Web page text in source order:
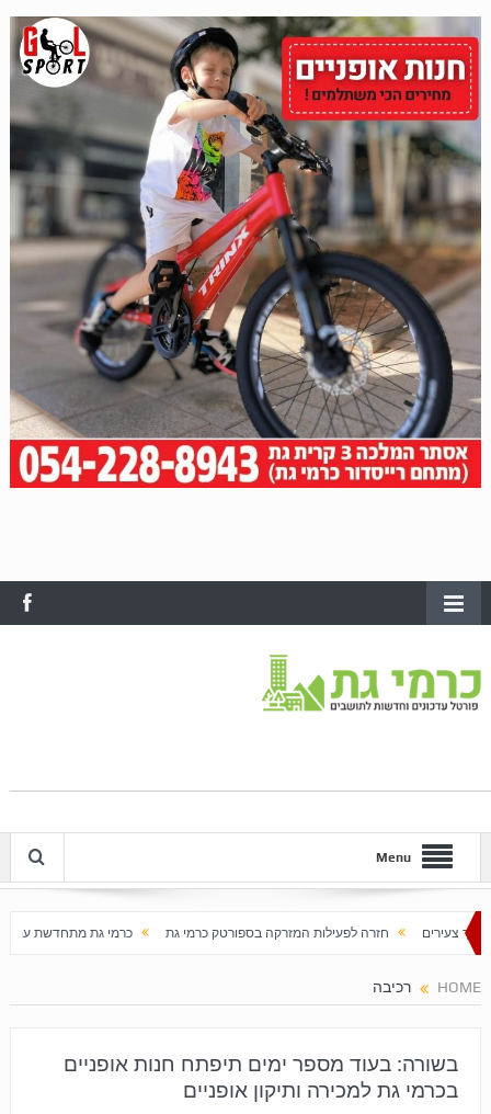
Menu
חזרה לפעילות המזרקה בספורטק כרמי גת כרמי גת מתחדשת עם בוא האביב
HOME רכיבה
בשורה: בעוד מספר ימים תיפתח חנות אופניים
בכרמי גת למכירה ותיקון אופניים